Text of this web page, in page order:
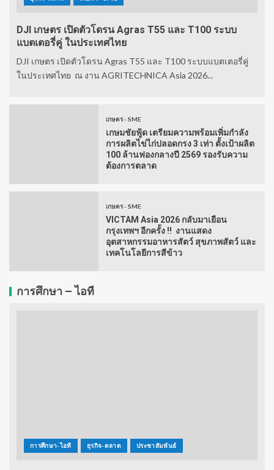
DJI เกษตร เปิดตัวโดรน Agras T55 และ T100 ระบบ
แบตเตอรี่คู่ ในประเทศไทย
DJI เกษตร เปิดตัวโดรน Agras T55 และ T100 ระบบแบตเตอรี่คู่
ในประเทศไทย ณ งาน AGRITECHNICA Asia 2026...
เกษตร - SME
เกษมชัยฟู้ด เตรียมความพร้อมเพิ่มกำลัง
การผลิตไข่ไก่ปลอดกรง 3 เท่า ตั้งเป้าผลิต
100 ล้านฟองกลางปี 2569 รองรับความ
ต้องการตลาด
เกษตร - SME
VICTAM Asia 2026 กลับมาเยือน
กรุงเทพฯ อีกครั้ง !! งานแสดง
อุตสาหกรรมอาหารสัตว์ สุขภาพสัตว์ และ
เทคโนโลยีการสีข้าว
การศึกษา – ไอที
การศึกษา-ไอที ธุรกิจ-ตลาด ประชาสัมพันธ์